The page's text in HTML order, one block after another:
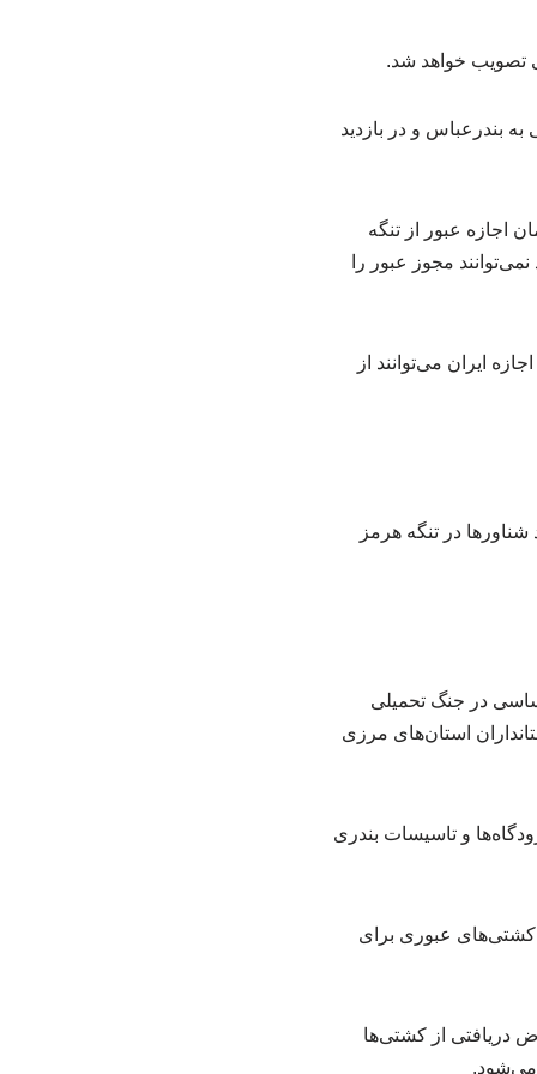
تصویب خواهد شد.
بندرعباس و در بازدید
عبور از تنگه
مجوز عبور را
ایران می‌توانند از
در تنگه هرمز
در جنگ تحمیلی
استان‌های مرزی
و تاسیسات بندری
عبوری برای
زودی تبدیل به قانون می‌شود ۳۰ درصد از عوارض دریافتی از کشتی‌ها